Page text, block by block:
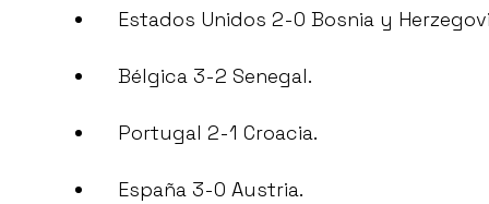
Estados Unidos 2-0 Bosnia y
Bélgica 3-2 Senegal.
Portugal 2-1 Croacia.
España 3-0 Austria.